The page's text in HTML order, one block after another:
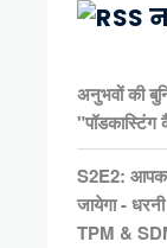
अनुभवों की
S2E2:
जायेगा -
TPM &